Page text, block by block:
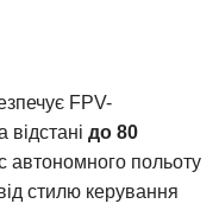
FPV-
до 80
автономного польоту
стилю керування